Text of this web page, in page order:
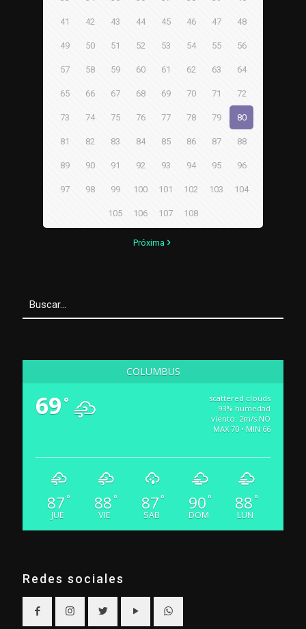
41 42 43 44 45 46 47 48
49 50 51 52 53 54 55 56
57 58 59 60 61 62 63 64
65 66 67 68 69 70 71 72
73 74 75 76 77 78 79 80
81 82 83 84 85 86 87 88
89 90 91 92 93 94 95 96
97 98 99 100 101 102 103 104
105 106 107 108
Próxima
COLUMBUS
69°
scattered clouds
93% humedad
viento: 2m/s NO
MAX 70 • MIN 66
87 °
JUE
88 °
VIE
87 °
SAB
90 °
DOM
88 °
LUN
Redes sociales